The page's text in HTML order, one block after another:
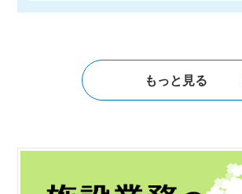
もっと見る